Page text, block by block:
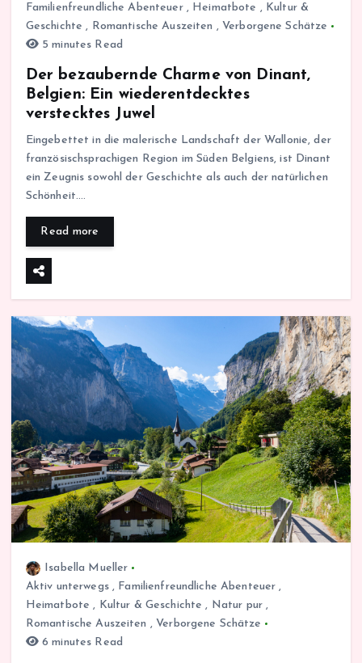
Familienfreundliche Abenteuer, Heimatbote , Kultur &
Geschichte , Romantische Auszeiten , Verborgene Schätze
5 minutes Read
Der bezaubernde Charme von Dinant,
Belgien: Ein wiederentdecktes
verstecktes Juwel
Eingebettet in die malerische Landschaft der Wallonie, der
französischsprachigen Region im Süden Belgiens, ist Dinant
ein Zeugnis sowohl der Geschichte als auch der natürlichen
Schönheit.…
Read more
Isabella Mueller
Aktiv unterwegs, Familienfreundliche Abenteuer ,
Heimatbote , Kultur & Geschichte , Natur pur,
Romantische Auszeiten ,Verborgene Schätze
6 minutes Read